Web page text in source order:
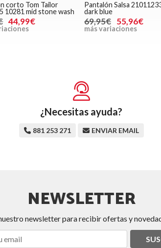
corto Tom Tailor
10281 mid stone wash
44,99€
Pantalón Salsa
dark blue
69,95€ 55,96€
más variaciones
¿Necesitas ayuda?
881 253 271 ENVIAR EMAIL
NEWSLETTER
newsletter para recibir ofertas y